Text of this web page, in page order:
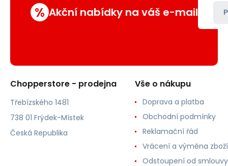
% Akční nabídky na váš e-mail
Chopperstore - prodejna
Třebízského 1481
738 01 Frýdek-Místek
Česká Republika
Vše o nákupu
Doprava a platba
Obchodní podmínky
Reklamační řád
Vrácení a výměna zboží
Odstoupení od smlouvy